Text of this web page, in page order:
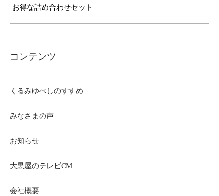
お得な詰め合わせセット
コンテンツ
くるみゆべしのすすめ
みなさまの声
お知らせ
大黒屋のテレビCM
会社概要